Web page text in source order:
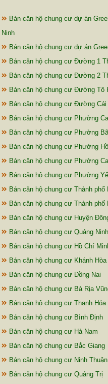
Bán căn hộ chung cư dự án
Ninh
Bán căn hộ chung cư dự án
Bán căn hộ chung cư Đường 1
Bán căn hộ chung cư Đường 2
Bán căn hộ chung cư Đường Tô
Bán căn hộ chung cư Đường Cái
Bán căn hộ chung cư Phường
Bán căn hộ chung cư Phường
Bán căn hộ chung cư Phường
Bán căn hộ chung cư Phường
Bán căn hộ chung cư Phường
Bán căn hộ chung cư Thành phố
Bán căn hộ chung cư Thành phố
Bán căn hộ chung cư Huyện
Bán căn hộ chung cư Quảng Ninh
Bán căn hộ chung cư Hồ Chí
Bán căn hộ chung cư Khánh Hòa
Bán căn hộ chung cư Đồng Nai
Bán căn hộ chung cư Bà Rịa
Bán căn hộ chung cư Thanh Hóa
Bán căn hộ chung cư Bình Định
Bán căn hộ chung cư Hà Nam
Bán căn hộ chung cư Bắc Giang
Bán căn hộ chung cư Ninh Thuận
Bán căn hộ chung cư Quảng Trị